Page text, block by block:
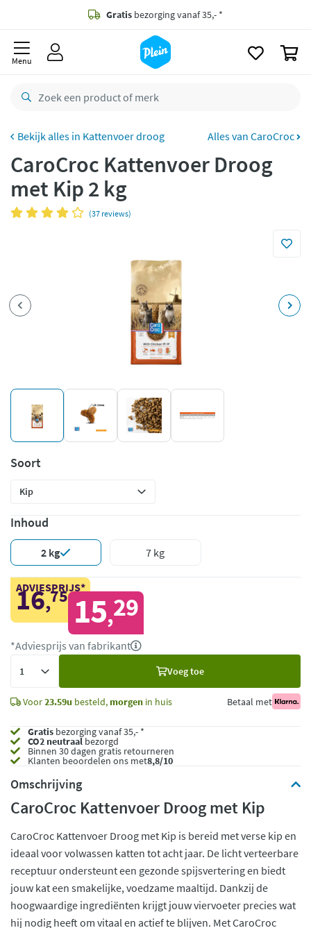
Gratis bezorging vanaf 35,- *
Bestelling uiterlijkzaterdag
retourneren
CO2 neutraal
Betaal met Klarna
Menu
Kattenvoer droog Alles van CaroCroc
CaroCroc Kattenvoer Droog
met Kip 2 kg
(37 reviews)
Soort
Inhoud
2 kg 7 kg
ADVIESPRIJS*
16,75 15,29
*Adviesprijs van fabrikant
Voeg toe
Voor23.59u besteld, morgen in huis Betaal met
Gratis bezorging vanaf 35,- *
CO2 neutraalbezorgd
Binnen 30 dagen gratis retourneren
Klanten beoordelen ons met8,8/10
Omschrijving
CaroCroc Kattenvoer Droog met Kip
CaroCroc Kattenvoer Droog met Kip is bereid met verse kip en
ideaal voor volwassen katten tot acht jaar. De licht verteerbare
receptuur ondersteunt een gezonde spijsvertering en biedt
jouw kat een smakelijke, voedzame maaltijd. Dankzij de
hoogwaardige ingrediënten krijgt jouw viervoeter precies wat
hij nodig heeft om vitaal en actief te blijven. Met CaroCroc